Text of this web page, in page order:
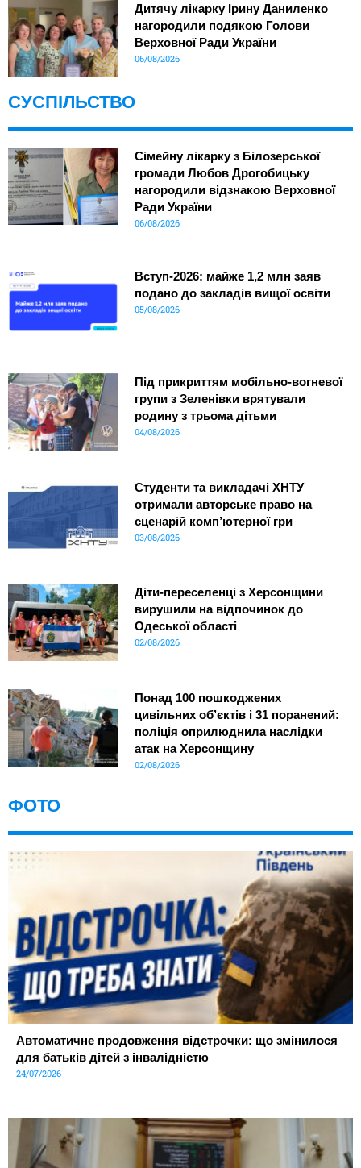
Дитячу лікарку Ірину Даниленко
нагородили подякою Голови
Верховної Ради України
06/08/2026
СУСПІЛЬСТВО
Сімейну лікарку з Білозерської
громади Любов Дрогобицьку
нагородили відзнакою Верховної
Ради України
06/08/2026
Вступ-2026: майже 1,2 млн заяв
подано до закладів вищої освіти
05/08/2026
Під прикриттям мобільно-вогневої
групи з Зеленівки врятували
родину з трьома дітьми
04/08/2026
Студенти та викладачі ХНТУ
отримали авторське право на
сценарій комп’ютерної гри
03/08/2026
Діти-переселенці з Херсонщини
вирушили на відпочинок до
Одеської області
02/08/2026
Понад 100 пошкоджених
цивільних об’єктів і 31 поранений:
поліція оприлюднила наслідки
атак на Херсонщину
02/08/2026
ФОТО
Автоматичне продовження відстрочки: що змінилося
для батьків дітей з інвалідністю
24/07/2026